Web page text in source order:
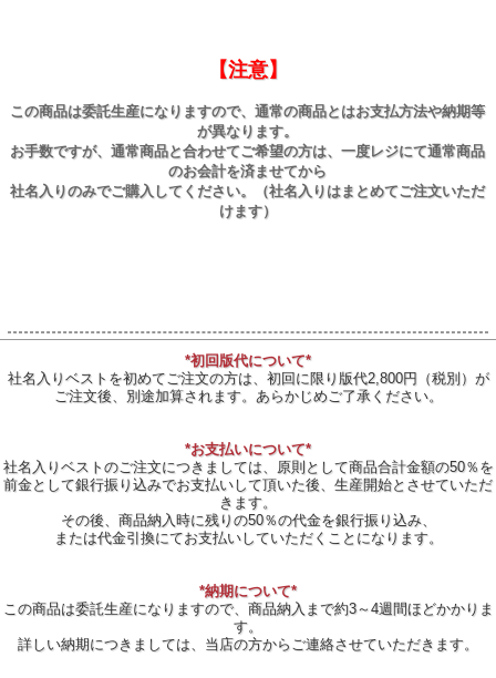
【注意】
この商品は委託生産になりますので、通常の商品とはお支払方法や納期等
が異なります。
お手数ですが、通常商品と合わせてご希望の方は、一度レジにて通常商品
のお会計を済ませてから
社名入りのみでご購入してください。（社名入りはまとめてご注文いただ
けます）
*初回版代について*
社名入りベストを初めてご注文の方は、初回に限り版代2,800円（税別）が
ご注文後、別途加算されます。あらかじめご了承ください。
*お支払いについて*
社名入りベストのご注文につきましては、原則として商品合計金額の50％を
前金として銀行振り込みでお支払いして頂いた後、生産開始とさせていただ
きます。
その後、商品納入時に残りの50％の代金を銀行振り込み、
または代金引換にてお支払いしていただくことになります。
*納期について*
この商品は委託生産になりますので、商品納入まで約3～4週間ほどかかりま
す。
詳しい納期につきましては、当店の方からご連絡させていただきます。